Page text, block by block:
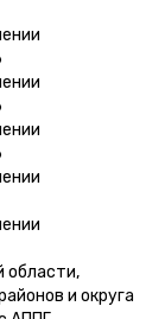
области,
и округа